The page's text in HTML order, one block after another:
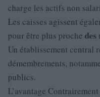
charge les actifs non
Les caisses agissent
pour être plus proche des
Un établissement central
démembrements,
publics.
L’avantage